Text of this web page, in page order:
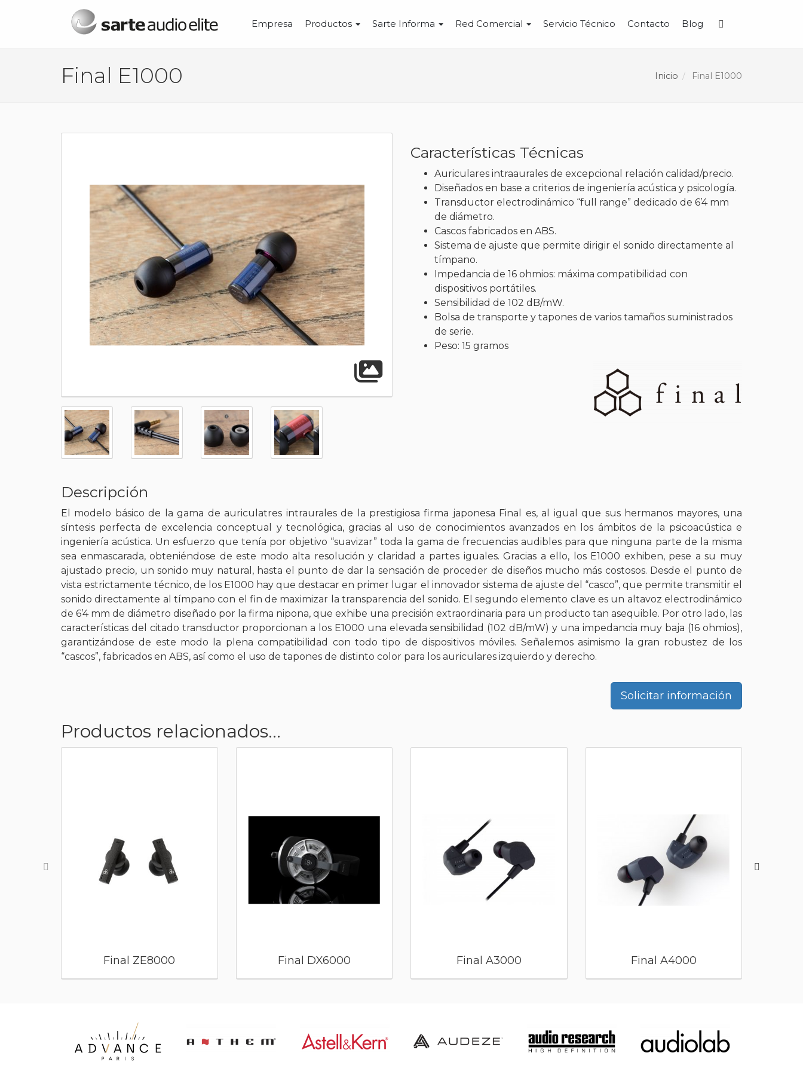
Menú principal
Empresa Productos Sarte Informa Red Comercial Servicio Técnico Contacto Blog
Final E1000 Inicio Final E1000
Abrir galería
Características Técnicas
Auriculares intraaurales de excepcional relación calidad/precio.
Diseñados en base a criterios de ingeniería acústica y psicología.
Transductor electrodinámico “full range” dedicado de 6’4 mm
de diámetro.
Cascos fabricados en ABS.
Sistema de ajuste que permite dirigir el sonido directamente al
tímpano.
Impedancia de 16 ohmios: máxima compatibilidad con
dispositivos portátiles.
Sensibilidad de 102 dB/mW.
Bolsa de transporte y tapones de varios tamaños suministrados
de serie.
Peso: 15 gramos
Descripción
El modelo básico de la gama de auriculatres intraurales de la prestigiosa firma japonesa Final es, al igual que sus hermanos mayores, una
síntesis perfecta de excelencia conceptual y tecnológica, gracias al uso de conocimientos avanzados en los ámbitos de la psicoacústica e
ingeniería acústica. Un esfuerzo que tenía por objetivo “suavizar” toda la gama de frecuencias audibles para que ninguna parte de la misma
sea enmascarada, obteniéndose de este modo alta resolución y claridad a partes iguales. Gracias a ello, los E1000 exhiben, pese a su muy
ajustado precio, un sonido muy natural, hasta el punto de dar la sensación de proceder de diseños mucho más costosos. Desde el punto de
vista estrictamente técnico, de los E1000 hay que destacar en primer lugar el innovador sistema de ajuste del “casco”, que permite transmitir el
sonido directamente al tímpano con el fin de maximizar la transparencia del sonido. El segundo elemento clave es un altavoz electrodinámico
de 6’4 mm de diámetro diseñado por la firma nipona, que exhibe una precisión extraordinaria para un producto tan asequible. Por otro lado, las
características del citado transductor proporcionan a los E1000 una elevada sensibilidad (102 dB/mW) y una impedancia muy baja (16 ohmios),
garantizándose de este modo la plena compatibilidad con todo tipo de dispositivos móviles. Señalemos asimismo la gran robustez de los
“cascos”, fabricados en ABS, así como el uso de tapones de distinto color para los auriculares izquierdo y derecho.
Solicitar información
Productos relacionados...
Final ZE8000 Final DX6000 Final A3000 Final A4000